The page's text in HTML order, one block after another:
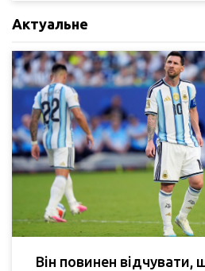
Актуальне
Він повинен відчувати,